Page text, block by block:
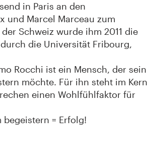
in Paris an den
und Marcel Marceau zum
Schweiz wurde ihm 2011 die
die Universität Fribourg,
Rocchi ist ein Mensch, der sein
möchte. Für ihn steht im Kern
einen Wohlfühlfaktor für
= Erfolg!